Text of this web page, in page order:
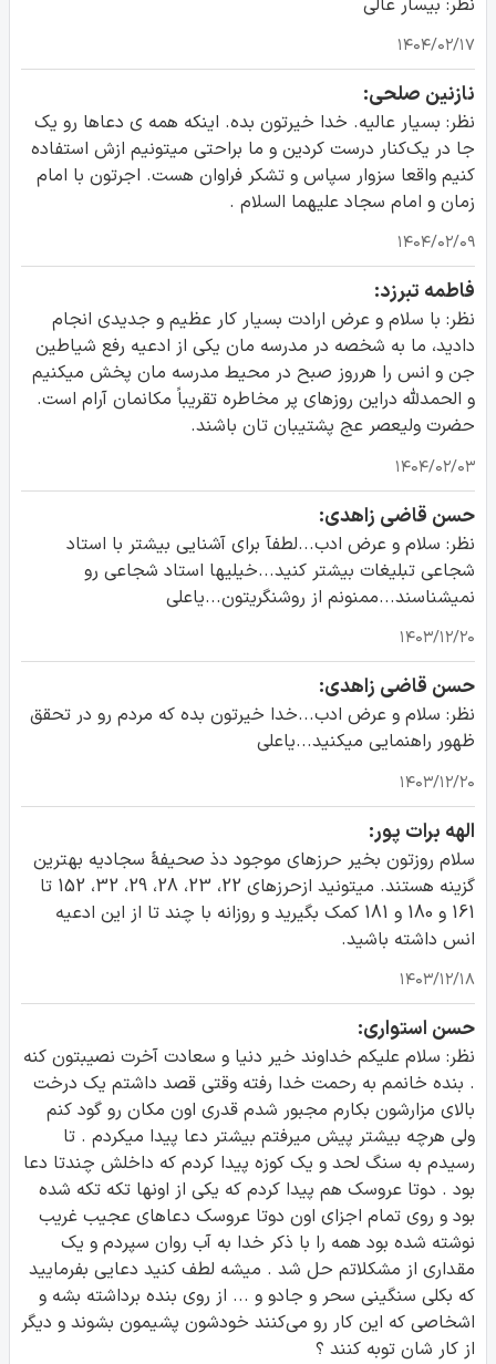
۱۴۰۴/۰۲/۱۷
نازنین صلحی:
نظر: بسیار عالیه. خدا خیرتون بده. اینکه همه ی دعاها رو یک
جا در یک‌کنار درست کردین و ما براحتی میتونیم ازش استفاده
کنیم واقعا سزوار سپاس و تشکر فراوان هست. اجرتون با امام
زمان و امام سجاد علیهما السلام .
۱۴۰۴/۰۲/۰۹
فاطمه تبرزد:
نظر: با سلام و عرض ارادت بسیار کار عظیم و جدیدی انجام
دادید، ما به شخصه در مدرسه مان یکی از ادعیه رفع شیاطین
جن و انس را هرروز صبح در محیط مدرسه مان پخش میکنیم
و الحمدلله دراین روزهای پر مخاطره تقریباً مکانمان آرام است.
حضرت ولیعصر عج پشتیبان تان باشند.
۱۴۰۴/۰۲/۰۳
حسن قاضی زاهدی:
نظر: سلام و عرض ادب...لطفآ برای آشنایی بیشتر با استاد
شجاعی تبلیغات بیشتر کنید...خیلیها استاد شجاعی رو
نمیشناسند...ممنونم از روشنگریتون...یاعلی
۱۴۰۳/۱۲/۲۰
حسن قاضی زاهدی:
نظر: سلام و عرض ادب...خدا خیرتون بده که مردم رو در تحقق
ظهور راهنمایی میکنید...یاعلی
۱۴۰۳/۱۲/۲۰
الهه برات پور:
سلام روزتون بخیر حرزهای موجود دذ صحیفۀ سجادیه بهترین
گزینه هستند. میتونید ازحرزهای 22، 23، 28، 29، 32، 152 تا
161 و 180 و 181 کمک بگیرید و روزانه با چند تا از این ادعیه
انس داشته باشید.
۱۴۰۳/۱۲/۱۸
حسن استواری:
نظر: سلام علیکم خداوند خیر دنیا و سعادت آخرت نصیبتون کنه
. بنده خانمم به رحمت خدا رفته وقتی قصد داشتم یک درخت
بالای مزارشون بکارم مجبور شدم قدری اون مکان رو گود کنم
ولی هرچه بیشتر پیش میرفتم بیشتر دعا پیدا میکردم . تا
رسیدم به سنگ لحد و یک کوزه پیدا کردم که داخلش چندتا دعا
بود . دوتا عروسک هم پیدا کردم که یکی از اونها تکه تکه شده
بود و روی تمام اجزای اون دوتا عروسک دعاهای عجیب غریب
نوشته شده بود همه را با ذکر خدا به آب روان سپردم و یک
مقداری از مشکلاتم حل شد . میشه لطف کنید دعایی بفرمایید
که بکلی سنگینی سحر و جادو و ... از روی بنده برداشته بشه و
اشخاصی که این کار رو می‌کنند خودشون پشیمون بشوند و دیگر
از کار شان توبه کنند ؟